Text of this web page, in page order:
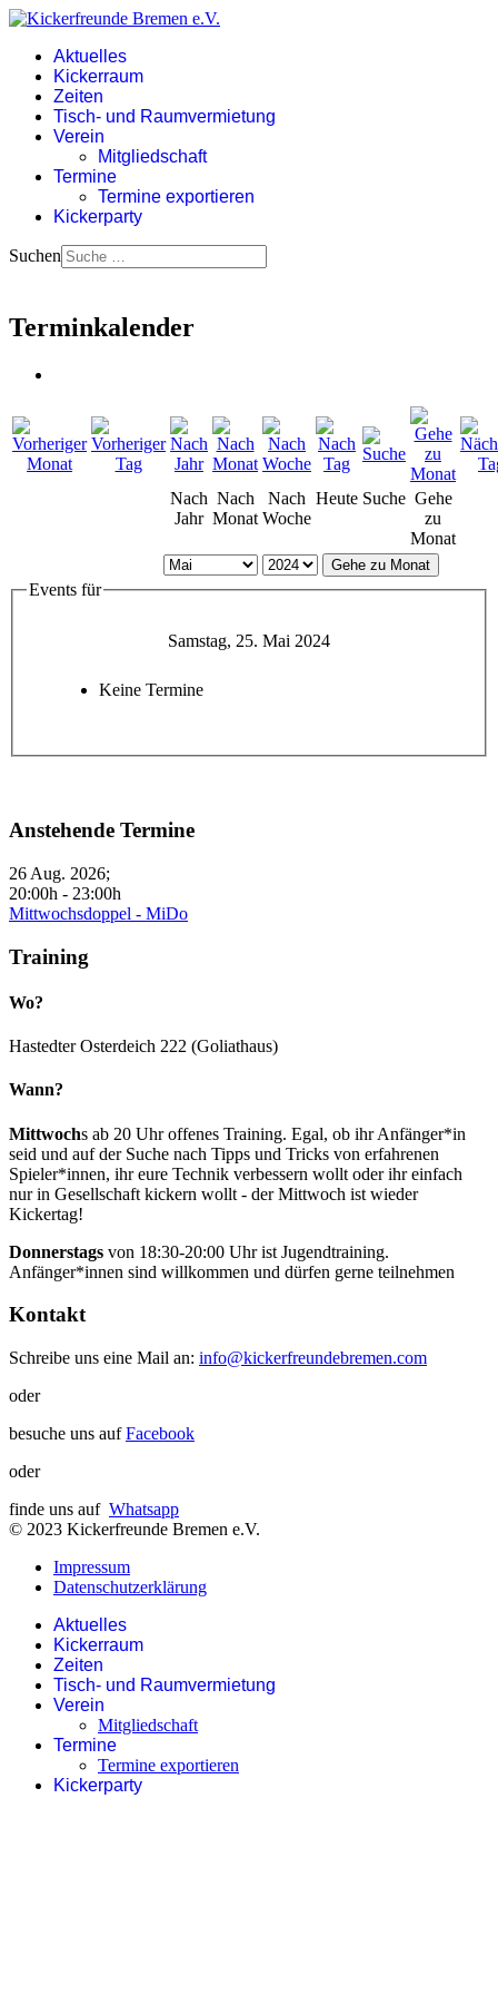
Aktuelles
Kickerraum
Zeiten
Tisch- und Raumvermietung
Verein
Mitgliedschaft
Termine
Termine exportieren
Kickerparty
Suchen
Terminkalender
Nach
Jahr
Nach
Monat
Nach
Woche
Heute Suche Gehe
zu
Monat
Gehe zu Monat
Events für
Samstag, 25. Mai 2024
Keine Termine
Anstehende Termine
26 Aug. 2026;
20:00h - 23:00h
Mittwochsdoppel - MiDo
Training
Wo?
Hastedter Osterdeich 222 (Goliathaus)
Wann?
Mittwochs ab 20 Uhr offenes Training. Egal, ob ihr Anfänger*in
seid und auf der Suche nach Tipps und Tricks von erfahrenen
Spieler*innen, ihr eure Technik verbessern wollt oder ihr einfach
nur in Gesellschaft kickern wollt - der Mittwoch ist wieder
Kickertag!
Donnerstags von 18:30-20:00 Uhr ist Jugendtraining.
Anfänger*innen sind willkommen und dürfen gerne teilnehmen
Kontakt
Schreibe uns eine Mail an: info@kickerfreundebremen.com
oder
besuche uns aufFacebook
oder
finde uns auf Whatsapp
© 2023 Kickerfreunde Bremen e.V.
Impressum
Datenschutzerklärung
Aktuelles
Kickerraum
Zeiten
Tisch- und Raumvermietung
Verein
Mitgliedschaft
Termine
Termine exportieren
Kickerparty